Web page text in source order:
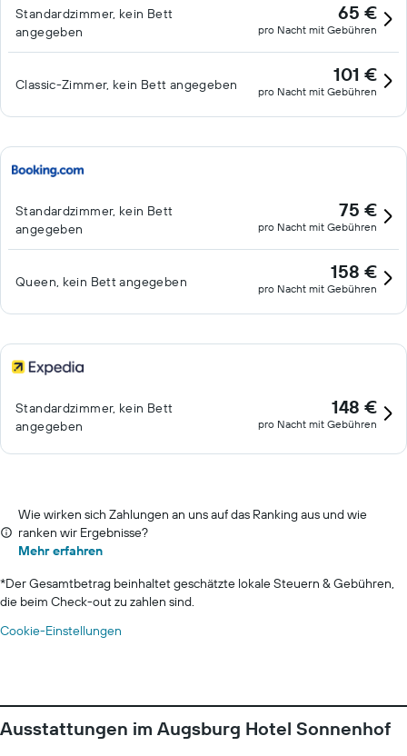
Standardzimmer, kein Bett
angegeben
65 €
pro Nacht mit Gebühren
Classic-Zimmer, kein Bett angegeben 101 €
pro Nacht mit Gebühren
Standardzimmer, kein Bett
angegeben
75 €
pro Nacht mit Gebühren
Queen, kein Bett angegeben 158 €
pro Nacht mit Gebühren
Standardzimmer, kein Bett
angegeben
148 €
pro Nacht mit Gebühren
Wie wirken sich Zahlungen an uns auf das Ranking aus und wie
ranken wir Ergebnisse?
Mehr erfahren
*Der Gesamtbetrag beinhaltet geschätzte lokale Steuern & Gebühren,
die beim Check-out zu zahlen sind.
Cookie-Einstellungen
Ausstattungen im Augsburg Hotel Sonnenhof